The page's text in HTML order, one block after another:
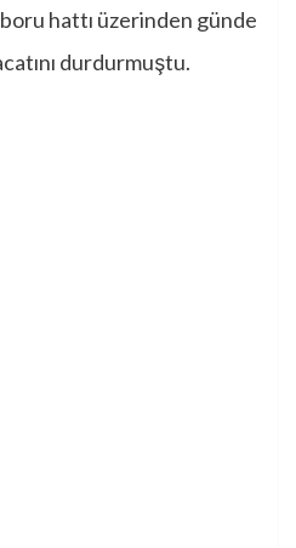
hattı üzerinden günde
durdurmuştu.